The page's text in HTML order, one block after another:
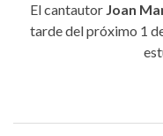
El cantautor Joan
tarde del próximo 1